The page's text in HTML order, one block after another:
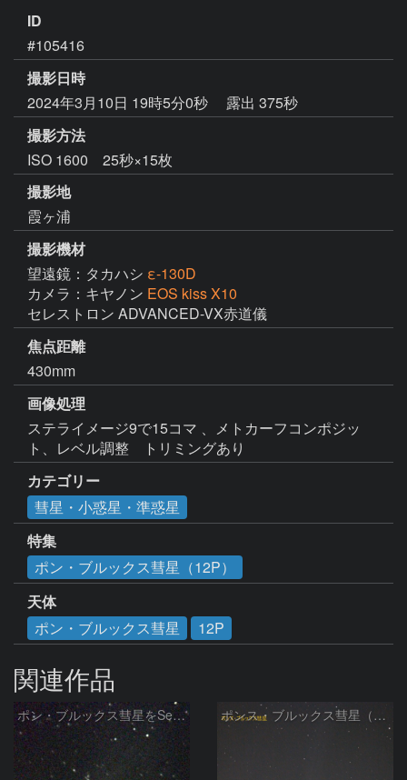
ID
#105416
撮影日時
2024年3月10日 19時5分0秒
露出 375秒
撮影方法
ISO 1600 25秒×15枚
撮影地
霞ヶ浦
撮影機材
望遠鏡：タカハシ ε-130D
カメラ：キヤノン EOS kiss X10
焦点距離
430mm
画像処理
ステライメージ9で15コマ 、メトカーフコンポジッ
ト、レベル調整　トリミングあり
カテゴリー
彗星・小惑星・準惑星
特集
ポン・ブルックス彗星（12P）
天体
ポン・ブルックス彗星
12P
関連作品
ポン・ブルックス彗星をSeeStar S50で撮影画像を再処理 ポンス・ブルックス彗星（12P/Pons-Brooks）2024/04/01